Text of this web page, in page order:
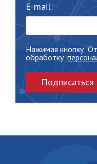
E-mail:
Нажимая кнопку
обработку
Подписаться